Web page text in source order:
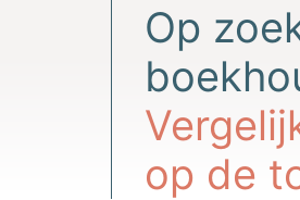
Op
op de